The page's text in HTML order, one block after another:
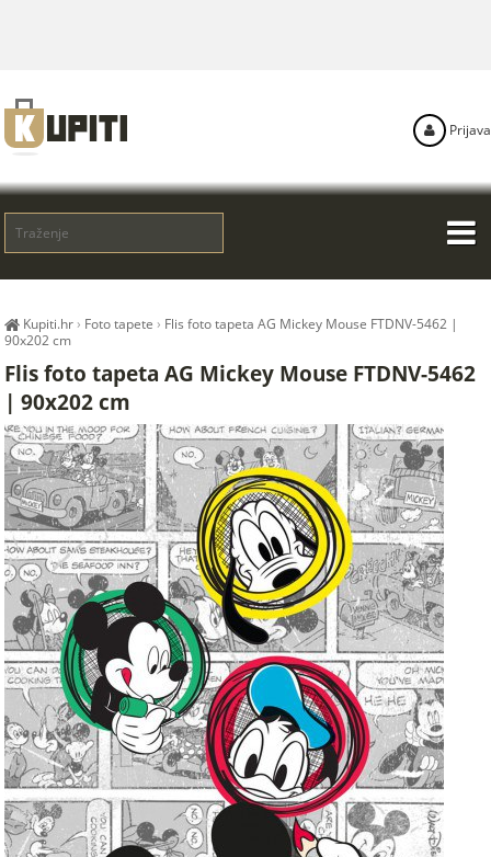
Kupiti.hr› Foto tapete › Flis foto tapeta AG Mickey Mouse FTDNV-5462 |
90x202 cm
Flis foto tapeta AG Mickey Mouse FTDNV-5462
| 90x202 cm
Prijava